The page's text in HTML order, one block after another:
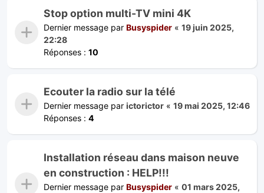
Stop option multi-TV mini 4K
Dernier message par Busyspider « 19 juin 2025,
22:28
Réponses : 10
Ecouter la radio sur la télé
Dernier message par ictorictor « 19 mai 2025, 12:46
Réponses : 4
Installation réseau dans maison neuve
en construction : HELP!!!
Dernier message par Busyspider « 01 mars 2025,